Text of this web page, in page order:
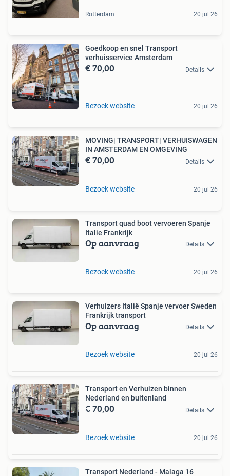
Rotterdam 20 jul 26
Goedkoop en snel Transport
verhuisservice Amsterdam
€ 70,00 Details
Bezoek website 20 jul 26
MOVING| TRANSPORT| VERHUISWAGEN
IN AMSTERDAM EN OMGEVING
€ 70,00 Details
Bezoek website 20 jul 26
Transport quad boot vervoeren Spanje
Italie Frankrijk
Op aanvraag Details
Bezoek website 20 jul 26
Verhuizers Italië Spanje vervoer Sweden
Frankrijk transport
Op aanvraag Details
Bezoek website 20 jul 26
Transport en Verhuizen binnen
Nederland en buitenland
€ 70,00 Details
Bezoek website 20 jul 26
Transport Nederland - Malaga 16